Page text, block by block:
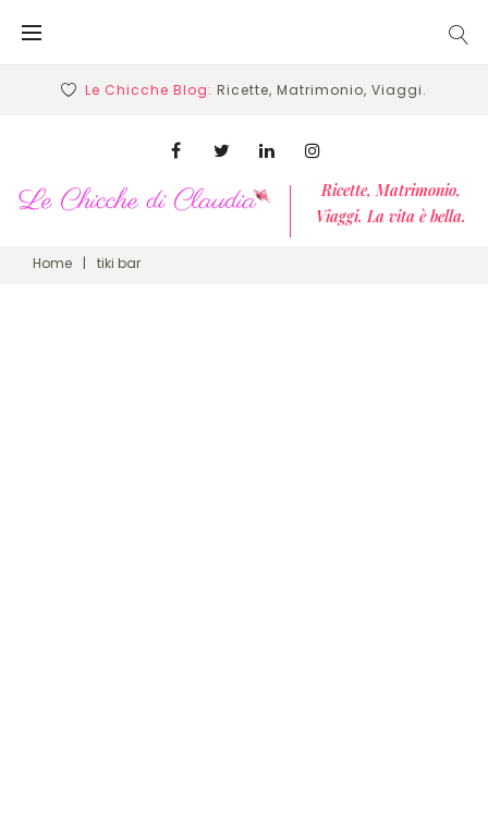
Le Chicche Blog: Ricette, Matrimonio, Viaggi.
Ricette, Matrimonio,
Viaggi. La vita è bella.
Facebook LinkedinInstagram
Home | tiki bar